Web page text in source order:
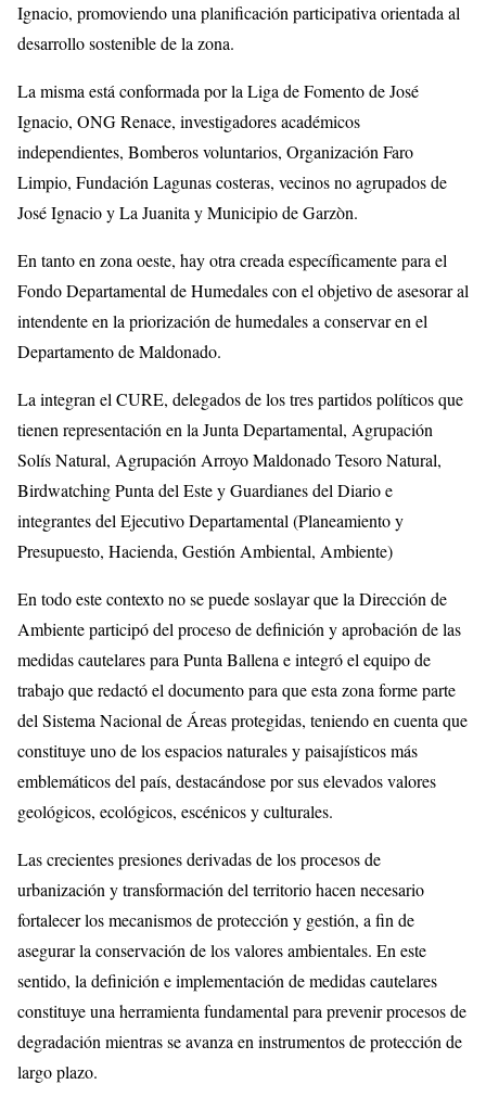
Ignacio, promoviendo una planificación participativa orientada al
desarrollo sostenible de la zona.
La misma está conformada por la Liga de Fomento de José
Ignacio, ONG Renace, investigadores académicos
independientes, Bomberos voluntarios, Organización Faro
Limpio, Fundación Lagunas costeras, vecinos no agrupados de
José Ignacio y La Juanita y Municipio de Garzòn.
En tanto en zona oeste, hay otra creada específicamente para el
Fondo Departamental de Humedales con el objetivo de asesorar al
intendente en la priorización de humedales a conservar en el
Departamento de Maldonado.
La integran el CURE, delegados de los tres partidos políticos que
tienen representación en la Junta Departamental, Agrupación
Solís Natural, Agrupación Arroyo Maldonado Tesoro Natural,
Birdwatching Punta del Este y Guardianes del Diario e
integrantes del Ejecutivo Departamental (Planeamiento y
Presupuesto, Hacienda, Gestión Ambiental, Ambiente)
En todo este contexto no se puede soslayar que la Dirección de
Ambiente participó del proceso de definición y aprobación de las
medidas cautelares para Punta Ballena e integró el equipo de
trabajo que redactó el documento para que esta zona forme parte
del Sistema Nacional de Áreas protegidas, teniendo en cuenta que
constituye uno de los espacios naturales y paisajísticos más
emblemáticos del país, destacándose por sus elevados valores
geológicos, ecológicos, escénicos y culturales.
Las crecientes presiones derivadas de los procesos de
urbanización y transformación del territorio hacen necesario
fortalecer los mecanismos de protección y gestión, a fin de
asegurar la conservación de los valores ambientales. En este
sentido, la definición e implementación de medidas cautelares
constituye una herramienta fundamental para prevenir procesos de
degradación mientras se avanza en instrumentos de protección de
largo plazo.